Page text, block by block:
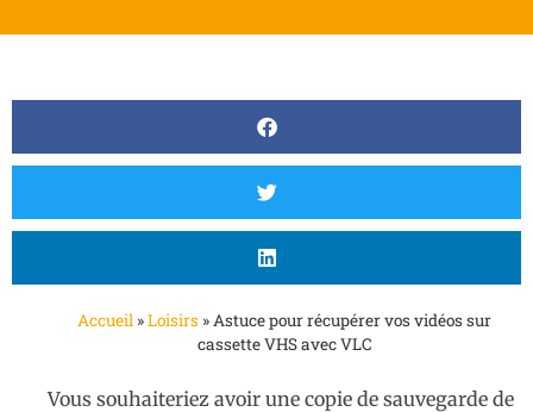
Accueil »Loisirs »Astuce pour récupérer vos vidéos sur
cassette VHS avec VLC
Vous souhaiteriez avoir une copie de sauvegarde de